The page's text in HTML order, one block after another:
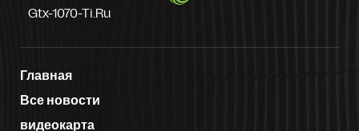
Gtx-1070-Ti.ru
Главная
Все новости
видеокарта